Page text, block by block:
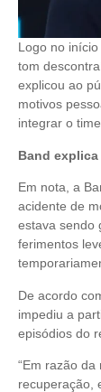
Logo no
tom
explicou ao
motivos
integrar o
Band
Em nota, a
acidente de
estava sendo
ferimentos
De acordo
impediu a
episódios do
“Em razão
recuperação,